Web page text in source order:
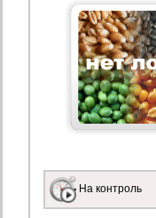
На контроль